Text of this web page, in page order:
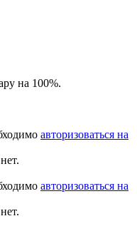
на 100%.
авторизоваться на
авторизоваться на